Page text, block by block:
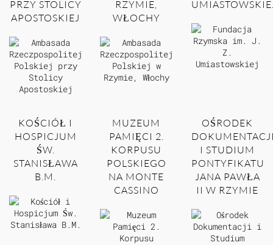
PRZY STOLICY
APOSTOSKIEJ
RZYMIE,
WŁOCHY
KOŚCIÓŁ I
HOSPICJUM
ŚW.
STANISŁAWA
B.M.
MUZEUM
PAMIĘCI 2.
KORPUSU
POLSKIEGO
NA MONTE
CASSINO
OŚRODEK
I STUDIUM
PONTYFIKATU
JANA PAWŁA
II W RZYMIE